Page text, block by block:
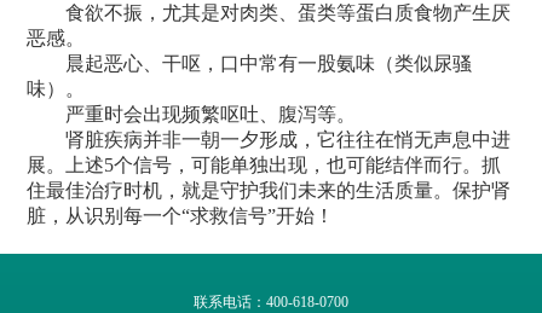
食欲不振，尤其是对肉类、蛋类等蛋白质食物产生厌
恶感。
晨起恶心、干呕，口中常有一股氨味（类似尿骚
味）。
严重时会出现频繁呕吐、腹泻等。
肾脏疾病并非一朝一夕形成，它往往在悄无声息中进
展。上述5个信号，可能单独出现，也可能结伴而行。抓
住最佳治疗时机，就是守护我们未来的生活质量。保护肾
脏，从识别每一个“求救信号”开始！
联系电话：400-618-0700